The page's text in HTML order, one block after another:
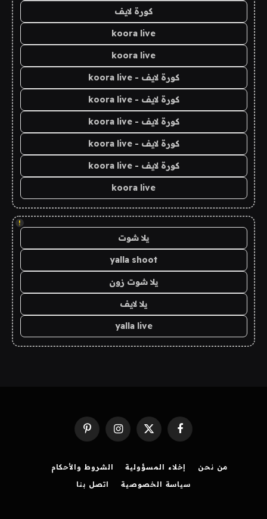
كورة لايف
koora live
koora live
كورة لايف - koora live
كورة لايف - koora live
كورة لايف - koora live
كورة لايف - koora live
كورة لايف - koora live
koora live
!
يلا شوت
yalla shoot
يلا شوت زون
يلا لايف
yalla live
فيسبوك X
(Twitter)
الانستغرامبينتيريست
من نحن إخلاء المسؤولية
الشروط والأحكام
سياسة الخصوصية
اتصل بنا